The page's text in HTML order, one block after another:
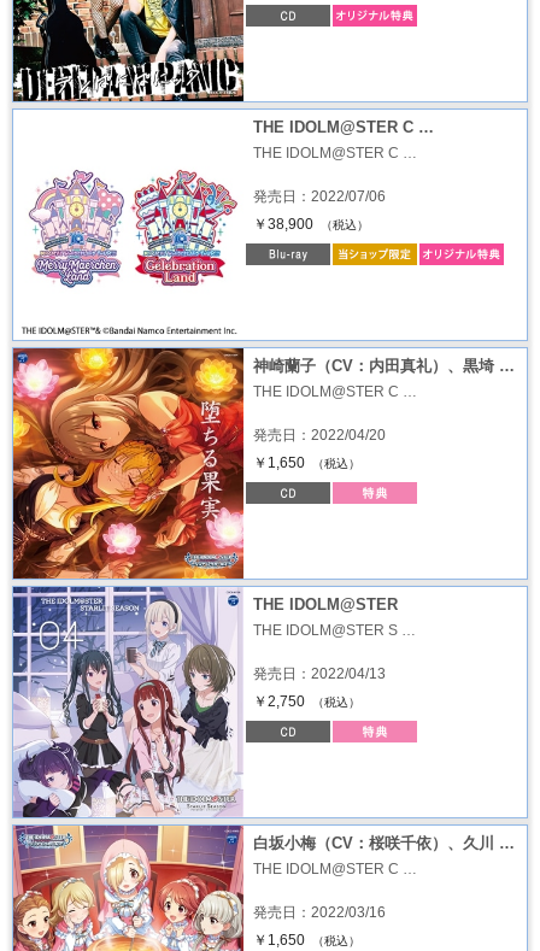
THE IDOLM@STER C …
THE IDOLM@STER C …
発売日：2022/07/06
￥38,900
（税込）
神崎蘭子（CV：内田真礼）、黒埼 …
THE IDOLM@STER C …
発売日：2022/04/20
￥1,650
（税込）
THE IDOLM@STER
THE IDOLM@STER S …
発売日：2022/04/13
￥2,750
（税込）
白坂小梅（CV：桜咲千依）、久川 …
THE IDOLM@STER C …
発売日：2022/03/16
￥1,650
（税込）